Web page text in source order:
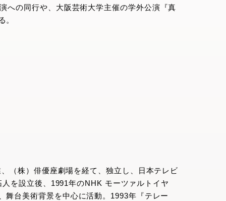
への同行や、大阪芸術大学主催の学外公演『真
。
（株）俳優座劇場を経て、独立し、日本テレビ
を設立後、1991年のNHK モーツァルトイヤ
舞台美術背景を中心に活動。1993年『テレー